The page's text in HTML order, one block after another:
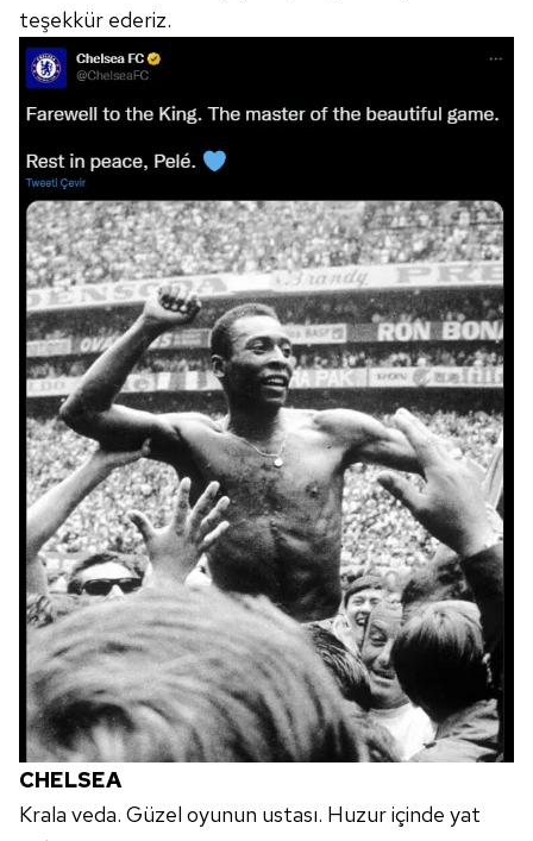
teşekkür ederiz.
CHELSEA
Krala veda. Güzel oyunun ustası. Huzur içinde yat